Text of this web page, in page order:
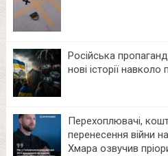
Російська
нові історії навколо
Перехоплювачі,
перенесення війни
Хмара озвучив